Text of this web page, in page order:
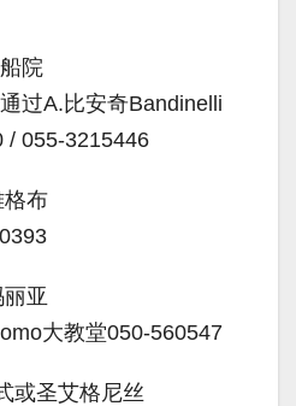
院
过A.比安奇Bandinelli
/ 055-3215446
格布
亚
大教堂050-560547
或圣艾格尼丝